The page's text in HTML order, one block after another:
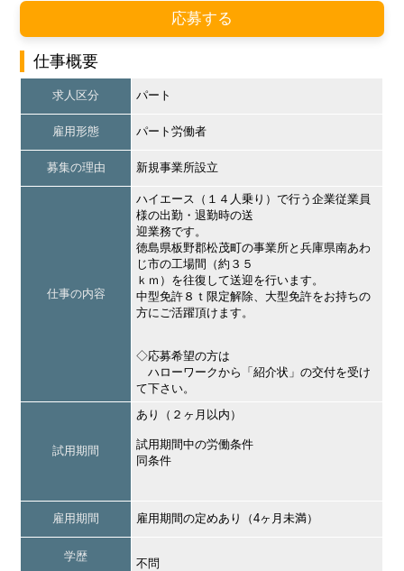
応募する
仕事概要
求人区分 パート
雇用形態 パート労働者
募集の理由 新規事業所設立
仕事の内容
ハイエース（１４人乗り）で行う企業従業員
様の出勤・退勤時の送
迎業務です。
徳島県板野郡松茂町の事業所と兵庫県南あわ
じ市の工場間（約３５
ｋｍ）を往復して送迎を行います。
中型免許８ｔ限定解除、大型免許をお持ちの
方にご活躍頂けます。
◇応募希望の方は
ハローワークから「紹介状」の交付を受け
て下さい。
試用期間
あり（２ヶ月以内）
試用期間中の労働条件
同条件
雇用期間 雇用期間の定めあり（4ヶ月未満）
学歴
不問